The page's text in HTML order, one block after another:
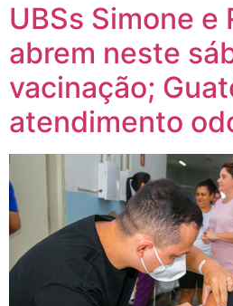
UBSs Simone e
abrem neste
vacinação;
atendimento